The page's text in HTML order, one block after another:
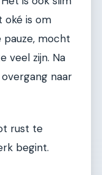
oké is om
mocht
veel zijn. Na
naar
rust te
begint.